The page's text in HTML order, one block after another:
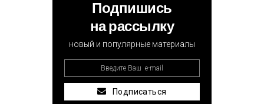
Подпишись
на рассылку
новый и популярные материалы
Подписаться